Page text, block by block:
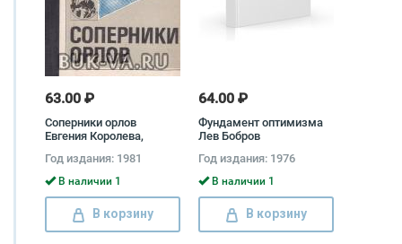
63.00 ₽
Соперники орлов
Евгения Королева,
Год издания: 1981
В наличии 1
В корзину
64.00 ₽
Фундамент оптимизма
Лев Бобров
Год издания: 1976
В наличии 1
В корзину